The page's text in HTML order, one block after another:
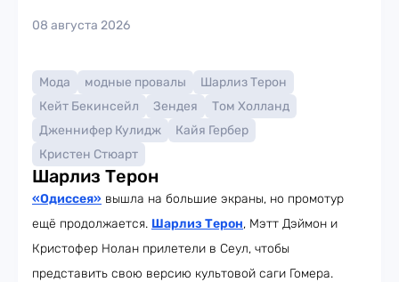
08 августа 2026
Мода модные провалы
Шарлиз Терон
Кейт Бекинсейл
Зендея
Том Холланд
Дженнифер Кулидж
Кайя Гербер
Кристен Стюарт
Шарлиз Терон
«Одиссея» вышла на большие экраны, но промотур
ещё продолжается. Шарлиз Терон, Мэтт Дэймон и
Кристофер Нолан прилетели в Сеул, чтобы
представить свою версию культовой саги Гомера.